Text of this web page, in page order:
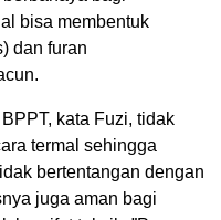
bisa membentuk
dan furan
kata Fuzi, tidak
termal sehingga
bertentangan dengan
juga aman bagi